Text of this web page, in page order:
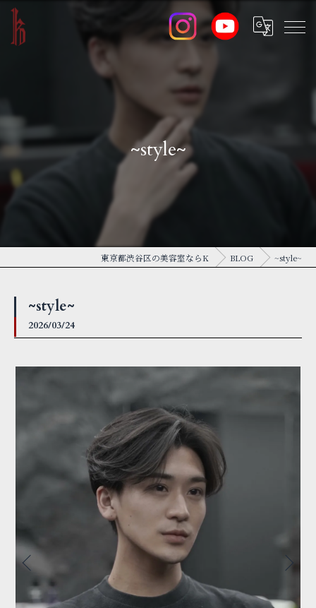
~style~
東京都渋谷区の美容室ならK BLOG ~style~
~style~
2026/03/24